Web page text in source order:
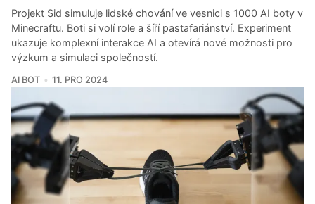
Projekt Sid simuluje lidské chování ve vesnici s 1000 AI boty v
Minecraftu. Boti si volí role a šíří pastafariánství. Experiment
ukazuje komplexní interakce AI a otevírá nové možnosti pro
výzkum a simulaci společností.
AI BOT 11. PRO 2024